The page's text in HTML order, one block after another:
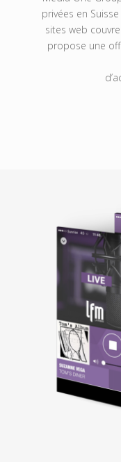
privées en
sites web
propose une